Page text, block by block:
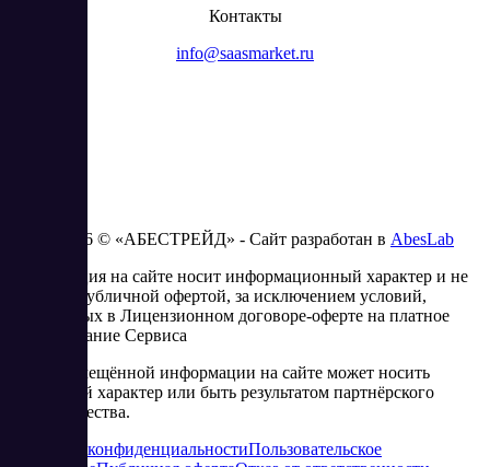
Контакты
info@saasmarket.ru
2023 - 2026 © «АБЕСТРЕЙД» - Сайт разработан в AbesLab
Информация на сайте носит информационный характер и не
является публичной офертой, за исключением условий,
изложенных в Лицензионном договоре-оферте на платное
использование Сервиса
Часть размещённой информации на сайте может носить
рекламный характер или быть результатом партнёрского
сотрудничества.
Политика конфиденциальностиПользовательское